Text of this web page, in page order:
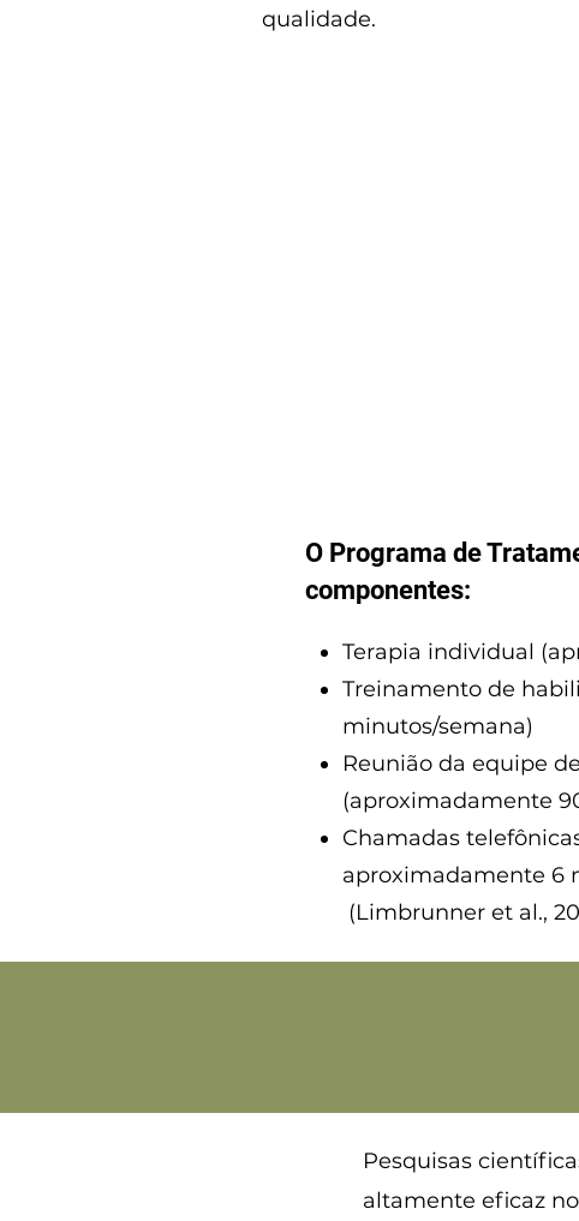
qualidade.
O Programa de
componentes:
Terapia individual
Treinamento de
minutos/semana)
Reunião da equipe
(aproximadamente
Chamadas
aproximadamente 6
(Limbrunner et al.,
Pesquisas
altamente eficaz